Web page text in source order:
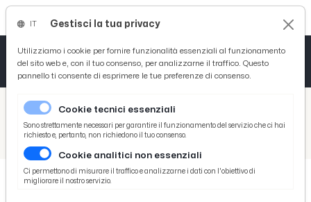
/ Picenotime
/ Ascoli Time
Cremonese-Ascoli 0-1, Baschirotto: “Azione gol provata in settimana”. Bellusci: “Torniamo nella griglia dei migliori”
Gestisci la tua privacy
Utilizziamo i cookie per fornire funzionalità essenziali al funzionamento
del sito web e, con il tuo consenso, per analizzarne il traffico. Questo
pannello ti consente di esprimere le tue preferenze di consenso.
Cookie tecnici essenziali
Sono strettamente necessari per garantire il funzionamento del servizio che ci hai
richiesto e, pertanto, non richiedono il tuo consenso.
Cookie analitici non essenziali
Ci permettono di misurare il traffico e analizzarne i dati con l'obiettivo di
migliorare il nostro servizio.
Tutto News
Tutto Sport
Basket
Ciclismo
Tutto Curiosità